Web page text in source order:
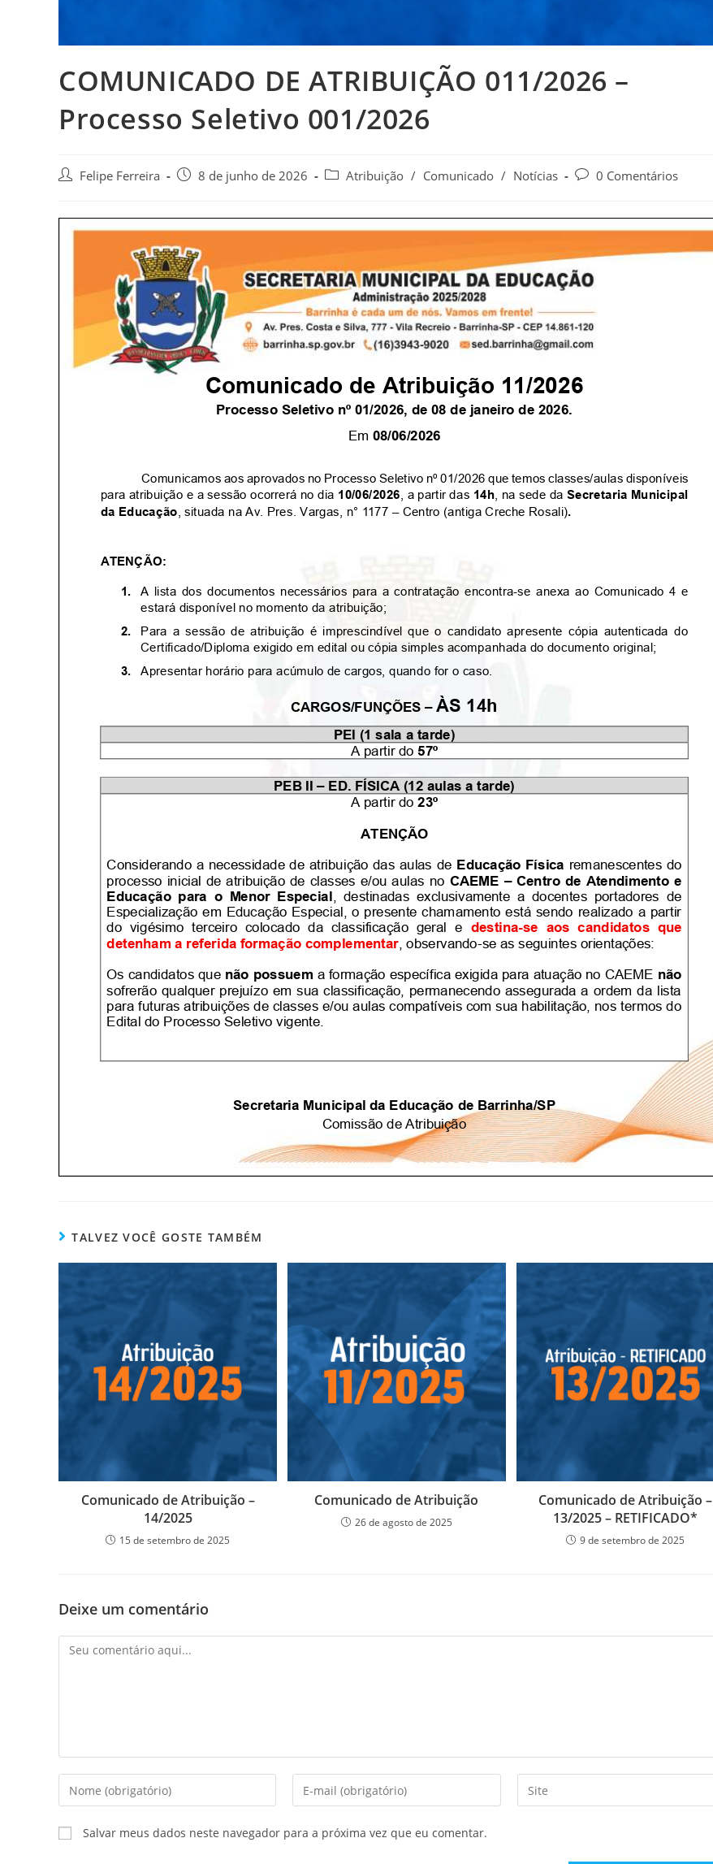
COMUNICADO DE ATRIBUIÇÃO 011/2026 –
Processo Seletivo 001/2026
Felipe Ferreira 8 de junho de 2026 Atribuição / Comunicado / Notícias 0 Comentários
TALVEZ VOCÊ GOSTE TAMBÉM
Comunicado de Atribuição –
14/2025
15 de setembro de 2025
Comunicado de Atribuição
26 de agosto de 2025
Comunicado de Atribuição –
13/2025 – RETIFICADO*
9 de setembro de 2025
Deixe um comentário
Salvar meus dados neste navegador para a próxima vez que eu comentar.